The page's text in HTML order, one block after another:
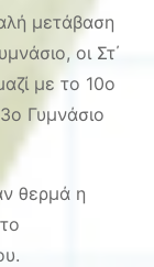
μετάβαση
οι Στ΄
με το 10ο
Γυμνάσιο
θερμά η